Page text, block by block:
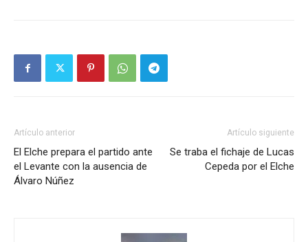
Artículo anterior
El Elche prepara el partido ante
el Levante con la ausencia de
Álvaro Núñez
Artículo siguiente
Se traba el fichaje de Lucas
Cepeda por el Elche